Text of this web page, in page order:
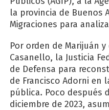
la provincia de Buenos
Migraciones para
Por orden de Marijuán
Casanello, la Justicia
de Defensa para
de Francisco Adorni en
pública. Poco después
diciembre de 2023,